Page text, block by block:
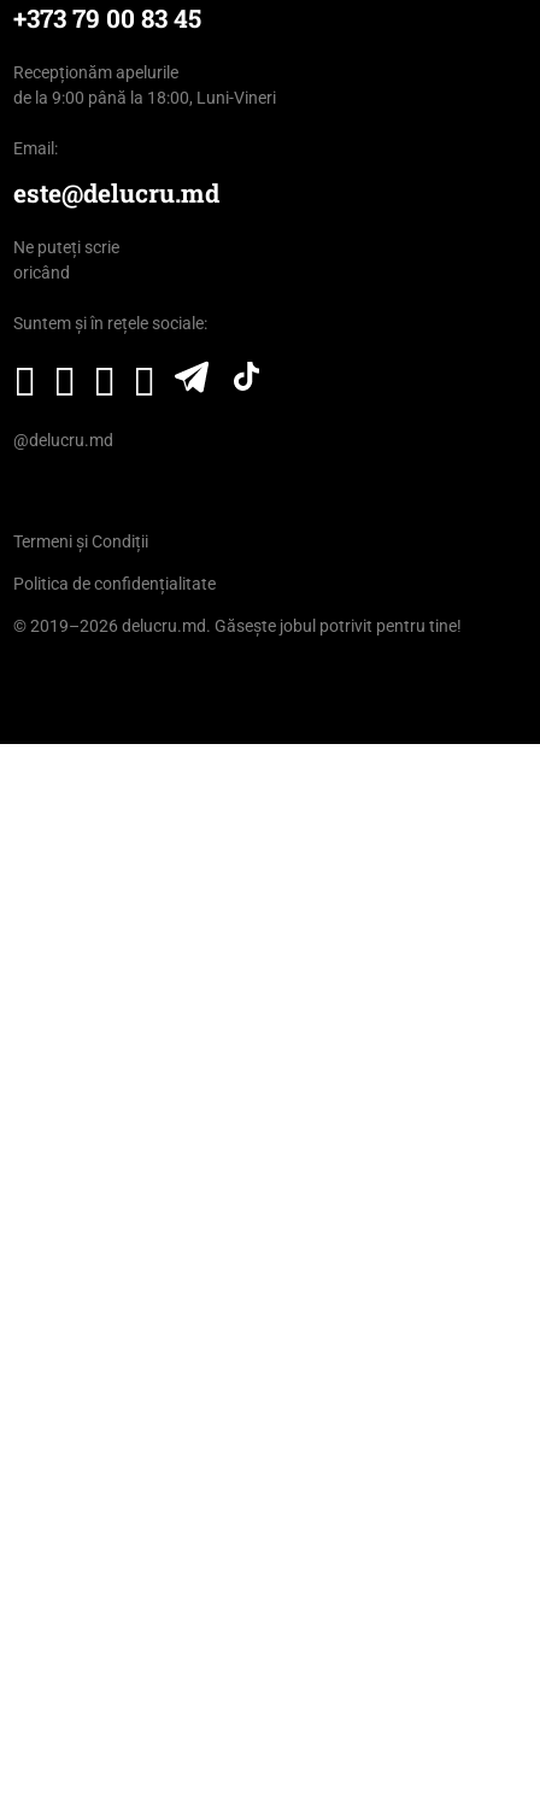
+373 79 00 83 45
Recepționăm apelurile
de la 9:00 până la 18:00, Luni-Vineri
Email:
este@delucru.md
Ne puteți scrie
oricând
Suntem și în rețele sociale:
@delucru.md
© 2019–2026 delucru.md. Găsește jobul potrivit pentru tine!
Termeni și Condiții
Politica de confidențialitate